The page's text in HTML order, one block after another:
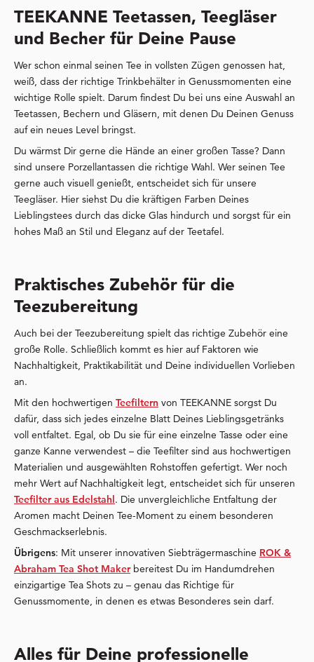
TEEKANNE Teetassen, Teegläser
und Becher für Deine Pause
Wer schon einmal seinen Tee in vollsten Zügen genossen hat,
weiß, dass der richtige Trinkbehälter in Genussmomenten eine
wichtige Rolle spielt. Darum findest Du bei uns eine Auswahl an
Teetassen, Bechern und Gläsern, mit denen Du Deinen Genuss
auf ein neues Level bringst.
Du wärmst Dir gerne die Hände an einer großen Tasse? Dann
sind unsere Porzellantassen die richtige Wahl. Wer seinen Tee
gerne auch visuell genießt, entscheidet sich für unsere
Teegläser. Hier siehst Du die kräftigen Farben Deines
Lieblingstees durch das dicke Glas hindurch und sorgst für ein
hohes Maß an Stil und Eleganz auf der Teetafel.
Praktisches Zubehör für die
Teezubereitung
Auch bei der Teezubereitung spielt das richtige Zubehör eine
große Rolle. Schließlich kommt es hier auf Faktoren wie
Nachhaltigkeit, Praktikabilität und Deine individuellen Vorlieben
an.
Mit den hochwertigen Teefiltern von TEEKANNE sorgst Du
dafür, dass sich jedes einzelne Blatt Deines Lieblingsgetränks
voll entfaltet. Egal, ob Du sie für eine einzelne Tasse oder eine
ganze Kanne verwendest – die Teefilter sind aus hochwertigen
Materialien und ausgewählten Rohstoffen gefertigt. Wer noch
mehr Wert auf Nachhaltigkeit legt, entscheidet sich für unseren
Teefilter aus Edelstahl . Die unvergleichliche Entfaltung der
Aromen macht Deinen Tee-Moment zu einem besonderen
Geschmackserlebnis.
Übrigens: Mit unserer innovativen Siebträgermaschine ROK &
Abraham Tea Shot Makerbereitest Du im Handumdrehen
einzigartige Tea Shots zu – genau das Richtige für
Genussmomente, in denen es etwas Besonderes sein darf.
Alles für Deine professionelle